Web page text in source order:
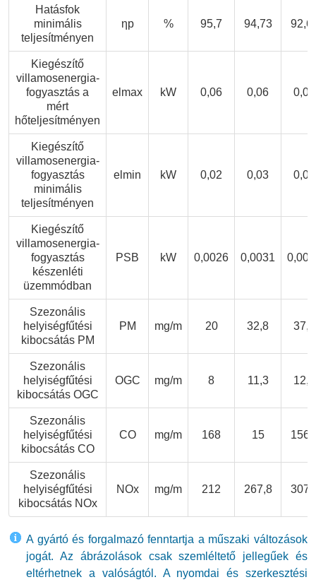
Hatásfok
minimális
teljesítményen
ηp % 95,7 94,73
Kiegészítő
villamosenergia-
fogyasztás a
mért
hőteljesítményen
elmax kW 0,06 0,06 0,06
Kiegészítő
villamosenergia-
fogyasztás
minimális
teljesítményen
elmin kW 0,02 0,03 0,03
Kiegészítő
villamosenergia-
fogyasztás
készenléti
üzemmódban
PSB kW 0,0026 0,0031
Szezonális
helyiségfűtési
kibocsátás PM
PM mg/m 20 32,8 37,9
Szezonális
helyiségfűtési
kibocsátás OGC
OGC mg/m 8 11,3 12,9
Szezonális
helyiségfűtési
kibocsátás CO
CO mg/m 168 15
Szezonális
helyiségfűtési
kibocsátás NOx
NOx mg/m 212 267,8
A gyártó és forgalmazó fenntartja a műszaki változások
jogát. Az ábrázolások csak szemléltető jellegűek és
eltérhetnek a valóságtól. A nyomdai és szerkesztési